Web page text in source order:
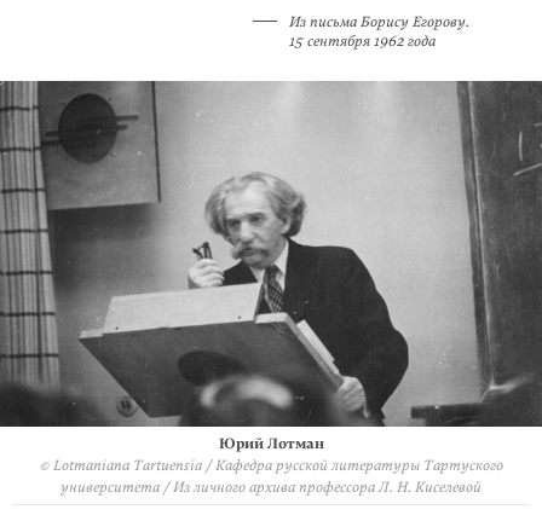
Из письма Борису Егорову.
15 сентября 1962 года
Юрий Лотман
© Lotmaniana Tartuensia / Кафедра русской литературы Тартуского
университета / Из личного архива профессора Л. Н. Киселевой